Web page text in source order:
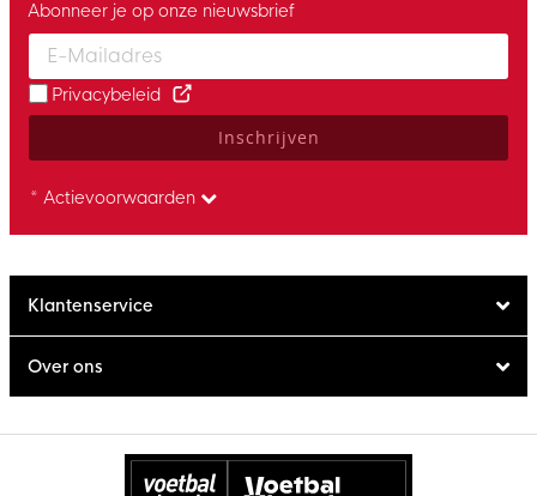
Enter your email and accept the privacy policy to subscribe to
Abonneer je op onze nieuwsbrief
Privacybeleid
Inschrijven
* Actievoorwaarden
Klantenservice
Over ons